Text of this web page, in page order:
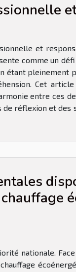
et
comme un
étant pleinement
Cet
entre ces
réflexion et des
nationale.